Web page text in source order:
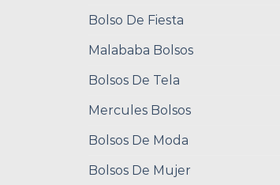
Bolso De Fiesta
Malababa Bolsos
Bolsos De Tela
Mercules Bolsos
Bolsos De Moda
Bolsos De Mujer